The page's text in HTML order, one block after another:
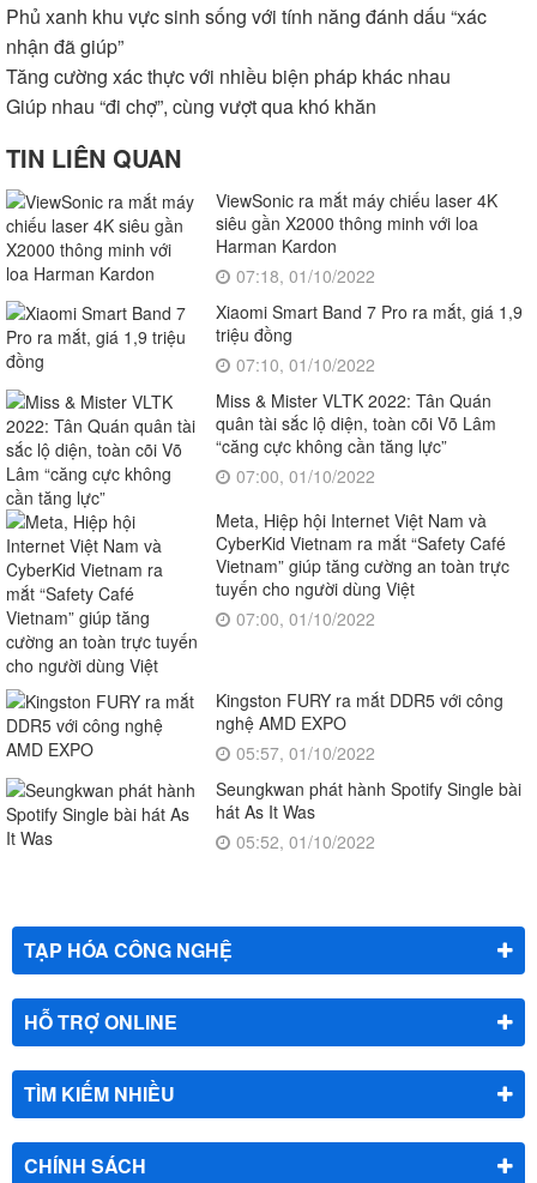
Phủ xanh khu vực sinh sống với tính năng đánh dấu “xác
nhận đã giúp”
Tăng cường xác thực với nhiều biện pháp khác nhau
Giúp nhau “đi chợ”, cùng vượt qua khó khăn
TIN LIÊN QUAN
ViewSonic ra mắt máy chiếu laser 4K
siêu gần X2000 thông minh với loa
Harman Kardon
07:18, 01/10/2022
Xiaomi Smart Band 7 Pro ra mắt, giá 1,9
triệu đồng
07:10, 01/10/2022
Miss & Mister VLTK 2022: Tân Quán
quân tài sắc lộ diện, toàn cõi Võ Lâm
“căng cực không cần tăng lực”
07:00, 01/10/2022
Meta, Hiệp hội Internet Việt Nam và
CyberKid Vietnam ra mắt “Safety Café
Vietnam” giúp tăng cường an toàn trực
tuyến cho người dùng Việt
07:00, 01/10/2022
Kingston FURY ra mắt DDR5 với công
nghệ AMD EXPO
05:57, 01/10/2022
Seungkwan phát hành Spotify Single bài
hát As It Was
05:52, 01/10/2022
TẠP HÓA CÔNG NGHỆ
HỖ TRỢ ONLINE
TÌM KIẾM NHIỀU
CHÍNH SÁCH